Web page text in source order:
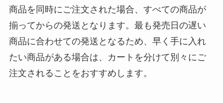
商品を同時にご注文された場合、すべての商品が
揃ってからの発送となります。最も発売日の遅い
商品に合わせての発送となるため、早く手に入れ
たい商品がある場合は、カートを分けて別々にご
注文されることをおすすめします。